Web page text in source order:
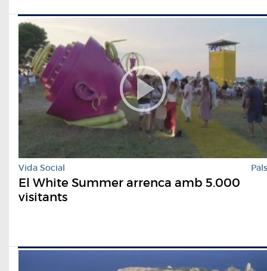
Vida Social Pals
El White Summer arrenca amb 5.000
visitants